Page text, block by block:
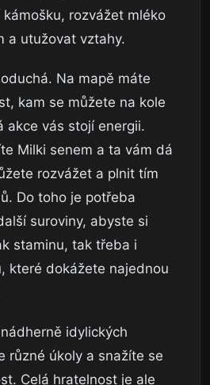
rozvážet mléko
a utužovat vztahy.
Na mapě máte
kam se můžete na kole
akce vás stojí energii.
Milki senem a ta vám dá
rozvážet a plnit tím
Do toho je potřeba
suroviny, abyste si
staminu, tak třeba i
které dokážete najednou
idylických
různé úkoly a snažíte se
Celá hratelnost je ale